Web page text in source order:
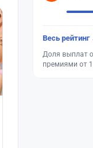
Весь рейтинг
Доля выплат
премиями от